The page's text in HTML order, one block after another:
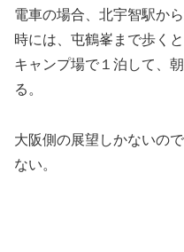
電車の場合、北宇智駅か
時には、屯鶴峯まで歩く
キャンプ場で１泊して、
る。
大阪側の展望しかないの
ない。